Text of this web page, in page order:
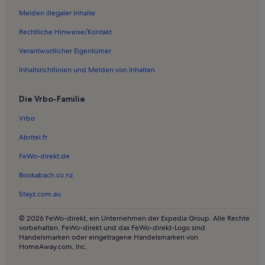
Ferienwohnungen in Luftkurort
Ferienwohnungen in Sellinghausen
Ferienwohnungen in Oberveischede
Ferienwohnungen in Autobahn
Ferienwohnungen in Landemert
Ferienwohnungen in Finnentrop
Ferienwohnungen in Elspe
Ferienwohnungen in Kirchhundem
Ferienwohnungen in Dorlar
Ferienwohnungen in Witzwanderweg
Ferienwohnungen in Gnurren
Ferienwohnungen in Fleckenberg
Ferienwohnungen in Naturpark Sauerland-Rothaargebirge
Melden illegaler Inhalte
Rechtliche Hinweise/Kontakt
Verantwortlicher Eigentümer
Inhaltsrichtlinien und Melden von Inhalten
Die Vrbo-Familie
Vrbo
Abritel.fr
FeWo-direkt.de
Bookabach.co.nz
Stayz.com.au
© 2026 FeWo-direkt, ein Unternehmen der Expedia Group. Alle Rechte
vorbehalten. FeWo-direkt und das FeWo-direkt-Logo sind
Handelsmarken oder eingetragene Handelsmarken von
HomeAway.com, Inc.